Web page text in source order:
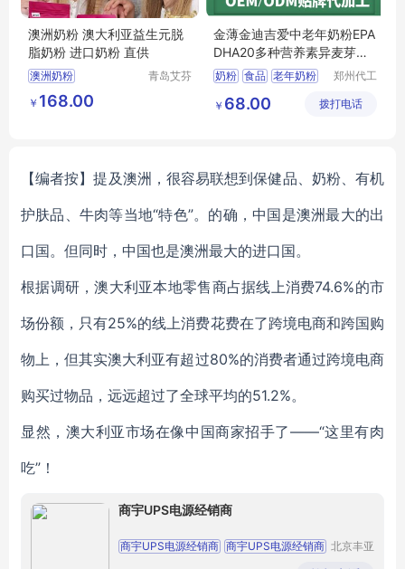
澳洲奶粉 澳大利亚益生元脱
脂奶粉 进口奶粉 直供
澳洲奶粉
澳大利亚奶粉
进口奶粉 脱脂奶粉
青岛艾芬
￥ 168.00
金薄金迪吉爱中老年奶粉EPA
DHA20多种营养素异麦芽酮
糖醇
奶粉 食品 老年奶粉
郑州代工
技有限公
￥ 68.00 拨打电话
【编者按】提及澳洲，很容易联想到保健品、奶粉、有机
护肤品、牛肉等当地“特色”。的确，中国是澳洲最大的出
口国。但同时，中国也是澳洲最大的进口国。
根据调研，澳大利亚本地零售商占据线上消费74.6%的市
场份额，只有25%的线上消费花费在了跨境电商和跨国购
物上，但其实澳大利亚有超过80%的消费者通过跨境电商
购买过物品，远远超过了全球平均的51.2%。
显然，澳大利亚市场在像中国商家招手了——“这里有肉
吃”！
商宇UPS电源经销商
商宇UPS电源经销商 商宇UPS电源经销商 北京丰亚